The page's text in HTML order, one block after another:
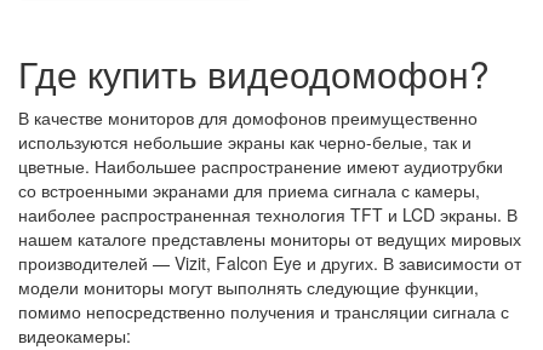
Где купить видеодомофон?
В качестве мониторов для домофонов преимущественно
используются небольшие экраны как черно-белые, так и
цветные. Наибольшее распространение имеют аудиотрубки
со встроенными экранами для приема сигнала с камеры,
наиболее распространенная технология TFT и LCD экраны. В
нашем каталоге представлены мониторы от ведущих мировых
производителей — Vizit, Falcon Eye и других. В зависимости от
модели мониторы могут выполнять следующие функции,
помимо непосредственно получения и трансляции сигнала с
видеокамеры: